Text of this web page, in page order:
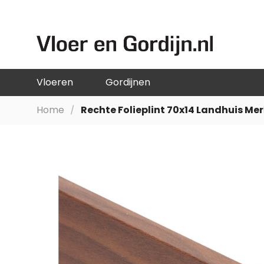
DE
INHOUD
Vloeren Gordijnen
Home Rechte Folieplint 70x14 Landhuis
afbeeldingen-